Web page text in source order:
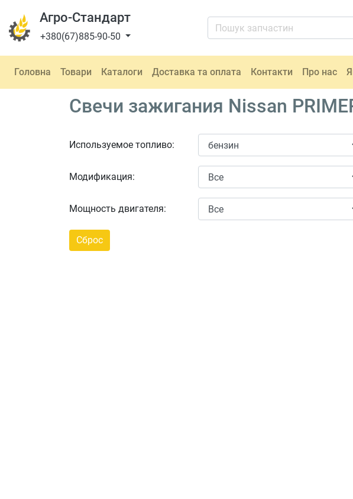
Агро-Стандарт
+380(67)885-90-50
Головна Товари Каталоги Доставка та оплата Контакти Про нас
Свечи зажигания Nissan
Используемое топливо:
Модификация:
Мощность двигателя: